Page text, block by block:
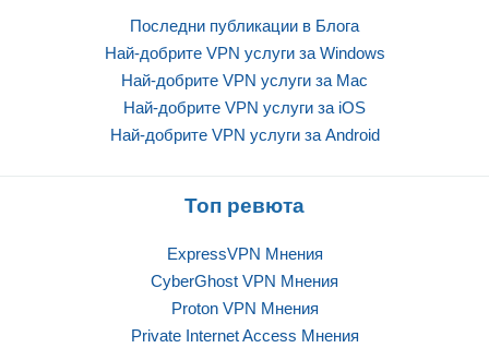
Последни публикации в Блога
Най-добрите VPN услуги за Windows
Най-добрите VPN услуги за Mac
Най-добрите VPN услуги за iOS
Най-добрите VPN услуги за Android
Топ ревюта
ExpressVPN Mнения
CyberGhost VPN Mнения
Proton VPN Mнения
Private Internet Access Mнения